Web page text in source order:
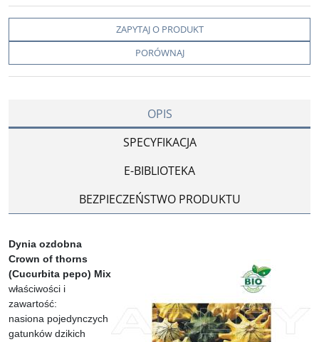
ZAPYTAJ O PRODUKT
PORÓWNAJ
OPIS
SPECYFIKACJA
E-BIBLIOTEKA
BEZPIECZEŃSTWO PRODUKTU
Dynia ozdobna
Crown of thorns
(Cucurbita pepo) Mix
właściwości i
zawartość:
nasiona pojedynczych
gatunków dzikich